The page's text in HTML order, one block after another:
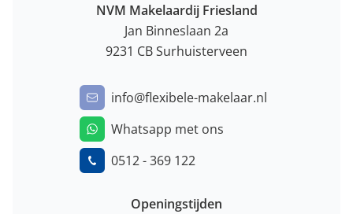
NVM Makelaardij Friesland
Jan Binneslaan 2a
9231 CB Surhuisterveen
info@flexibele-makelaar.nl
Whatsapp met ons
0512 - 369 122
Openingstijden